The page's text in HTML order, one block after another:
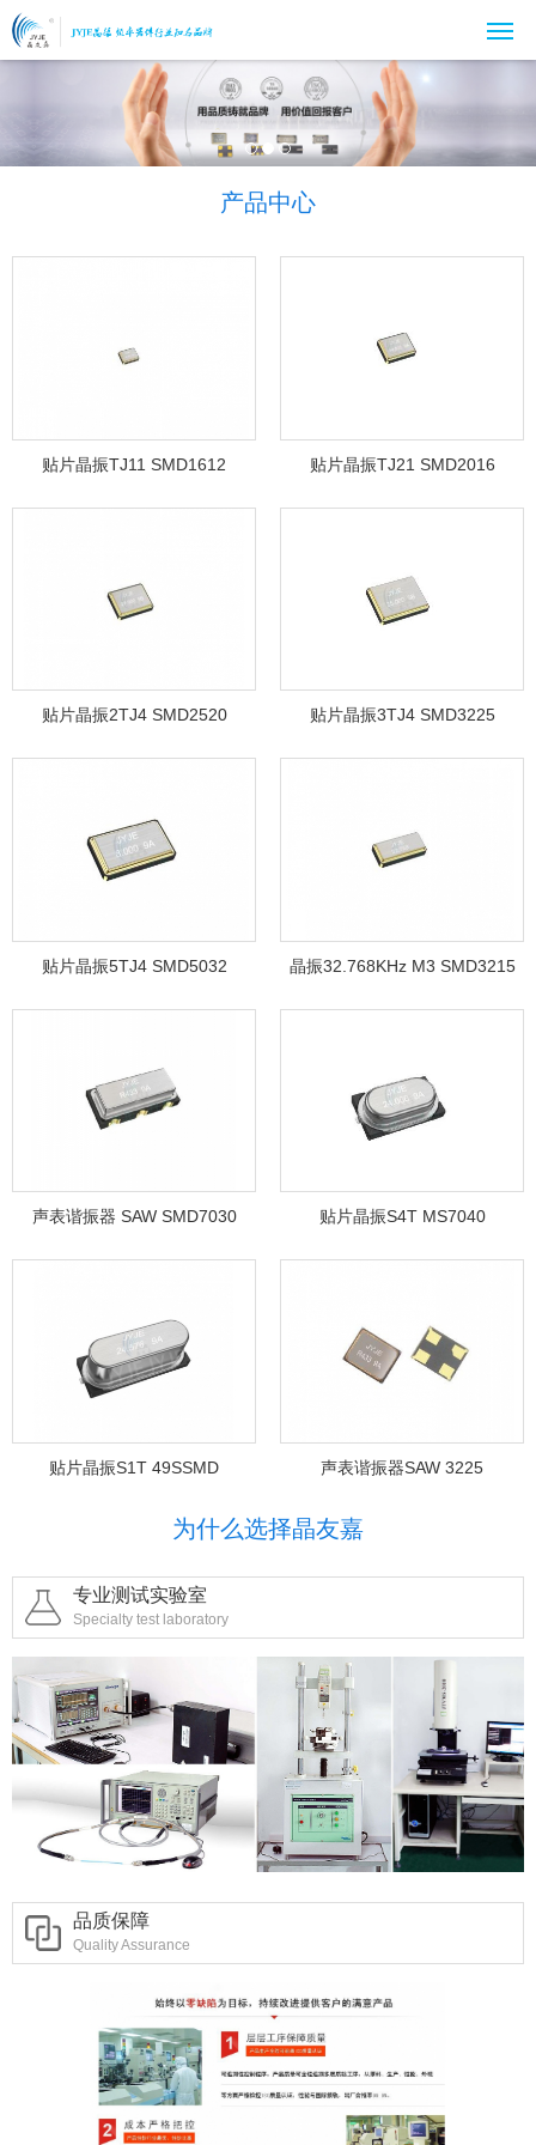
产品中心
贴片晶振TJ11 SMD1612 贴片晶振TJ21 SMD2016
贴片晶振2TJ4 SMD2520 贴片晶振3TJ4 SMD3225
贴片晶振5TJ4 SMD5032 晶振32.768KHz M3 SMD3215
声表谐振器 SAW SMD7030 贴片晶振S4T MS7040
贴片晶振S1T 49SSMD 声表谐振器SAW 3225
为什么选择晶友嘉
专业测试实验室
Specialty test laboratory
品质保障
Quality Assurance